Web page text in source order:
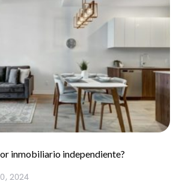
inmobiliario independiente?
2024